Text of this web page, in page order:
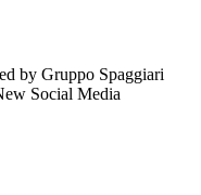
by Gruppo Spaggiari
Social Media